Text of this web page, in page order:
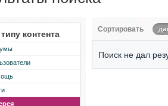
контента Сортировать
Поиск не дал